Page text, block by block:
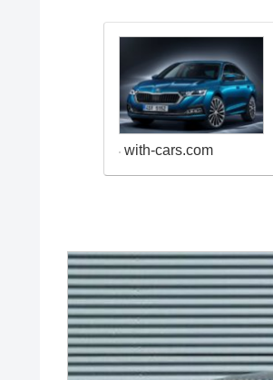
with-cars.com